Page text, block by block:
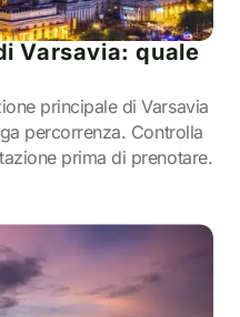
Varsavia: quale
principale di Varsavia
percorrenza. Controlla
prima di prenotare.